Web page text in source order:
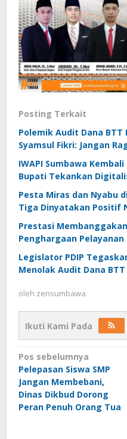
Posting Terkait
Polemik Audit Dana BTT
Syamsul Fikri: Jangan
IWAPI Sumbawa
Bupati Tekankan
Pesta Miras dan Nyabu
Tiga Dinyatakan Positif
Prestasi
Penghargaan
Legislator PDIP
Menolak Audit Dana BTT
oleh zensumbawa
Ikuti Kami Pada
Navigasi
pos
Pos sebelumnya
Pelepasan Siswa SMP
Jangan Membebani,
Dinas Dikbud Dorong
Peran Penuh Orang Tua